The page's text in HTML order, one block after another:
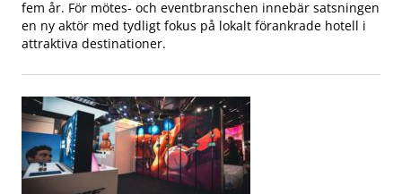
fem år. För mötes- och eventbranschen innebär satsningen
en ny aktör med tydligt fokus på lokalt förankrade hotell i
attraktiva destinationer.